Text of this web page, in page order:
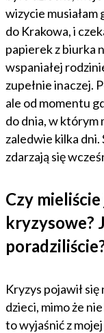
wizycie
do Krakowa, i
papierek z biurka
wspaniałej
zupełnie inaczej.
ale od momentu
do dnia, w którym
zaledwie kilka dni.
zdarzają się
Czy
kryzysowe?
Kryzys pojawił
dzieci, mimo że
to wyjaśnić z